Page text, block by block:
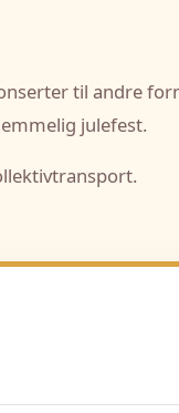
til andre
julefest.